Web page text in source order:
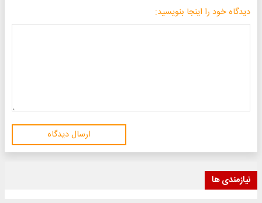
دیدگاه خود را اینجا بنویسید:
ارسال دیدگاه
نیازمندی ها